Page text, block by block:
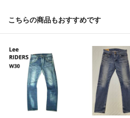
もちろん、すでにフォロー頂いている
★おまとめ割引もはじめました♪
・おまとめ買いでさらにお値引きさせ
ご相談下さい！
・気持ちの良いお取引をさせて頂きた
きます！
こちらの商品もおすすめです